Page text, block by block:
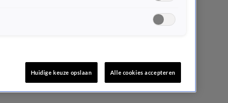
Huidige keuze opslaan Alle cookies accepteren